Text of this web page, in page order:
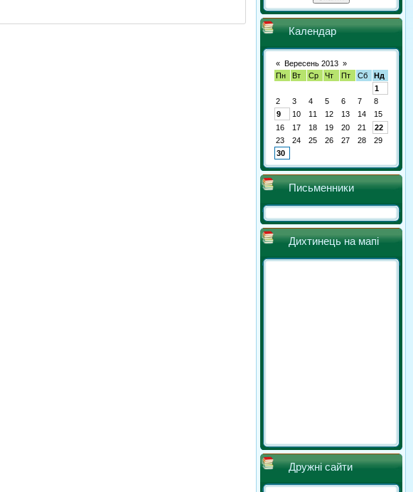
Календар
« Вересень 2013 »
Пн
Вт Ср Чт Пт Сб
Нд
1
2
3 4 5 6 7
8
9
10 11 12 13 14
15
16
17 18 19 20 21
22
23
24 25 26 27 28
29
30
Письменники
Дихтинець на мапі
Дружні сайти